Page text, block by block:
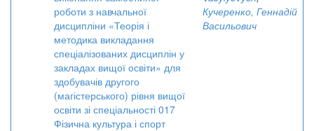
роботи з навчальної
дисципліни «Теорія і
методика викладання
спеціалізованих дисциплін у
закладах вищої освіти» для
здобувачів другого
(магістерського) рівня вищої
освіти зі спеціальності 017
Фізична культура і спорт
Кучеренко, Геннадій
Васильович